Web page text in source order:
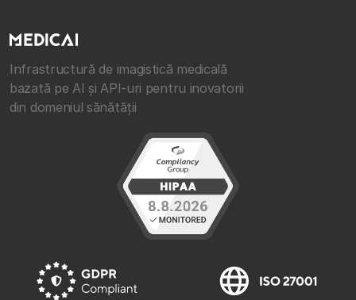
Infrastructură de imagistică medicală
bazată pe AI și API-uri pentru inovatorii
din domeniul sănătății